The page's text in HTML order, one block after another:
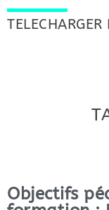
TELECHARGER
Objectifs